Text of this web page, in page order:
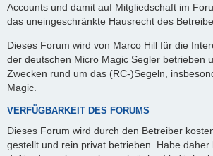
Accounts und damit auf Mitgliedschaft im
das uneingeschränkte Hausrecht des
Dieses Forum wird von Marco Hill für die
der deutschen Micro Magic Segler betrieben
Zwecken rund um das (RC-)Segeln,
Magic.
VERFÜGBARKEIT DES FORUMS
Dieses Forum wird durch den Betreiber
gestellt und rein privat betrieben. Habe daher